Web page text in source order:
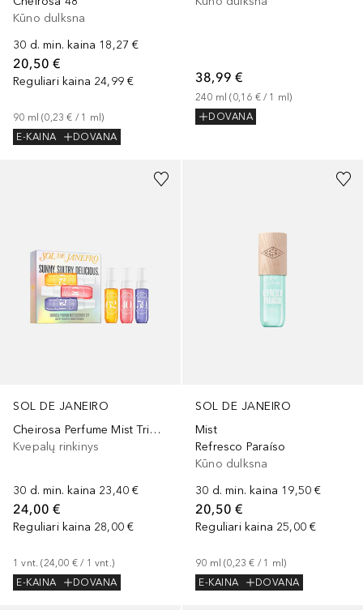
Kūno dulksna
30 d. min. kaina 18,27 €
20,50 €
Reguliari kaina 24,99 €
90 ml (0,23 € / 1 ml)
E-KAINA
DOVANA
38,99 €
240 ml (0,16 € / 1 ml)
DOVANA
SOL DE JANEIRO
Cheirosa Perfume Mist Trio Discovery Set
Kvepalų rinkinys
30 d. min. kaina 23,40 €
24,00 €
Reguliari kaina 28,00 €
1 vnt. (24,00 € / 1 vnt.)
E-KAINA
DOVANA
SOL DE JANEIRO
Mist
Refresco Paraíso
Kūno dulksna
30 d. min. kaina 19,50 €
20,50 €
Reguliari kaina 25,00 €
90 ml (0,23 € / 1 ml)
E-KAINA
DOVANA